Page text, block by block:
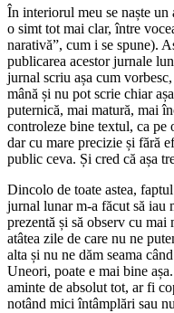
În interiorul meu se naște un
o simt tot mai clar, între
narativă”, cum i se spune).
publicarea acestor jurnale
jurnal scriu așa cum
mână și nu pot scrie chiar
puternică, mai matură, mai
controleze bine textul, ca pe
dar cu mare precizie și fără
public ceva. Și cred că așa
Dincolo de toate astea,
jurnal lunar m-a făcut să iau
prezentă și să observ cu
atâtea zile de care nu ne
alta și nu ne dăm seama
Uneori, poate e mai bine
aminte de absolut tot, ar fi
notând mici întâmplări sau